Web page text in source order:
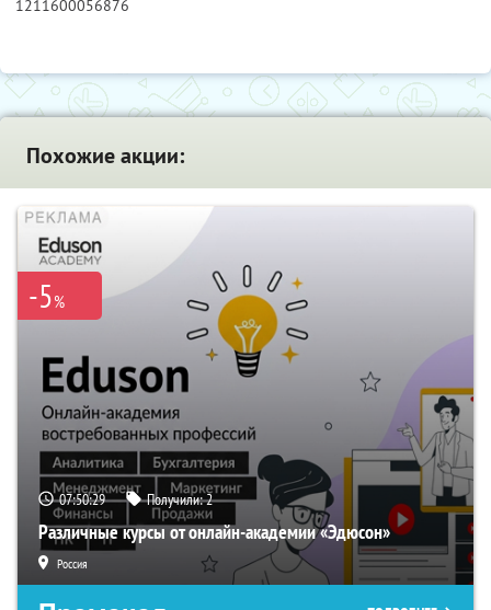
1211600056876
Похожие акции:
-5%
07:50:28 Получили:2
Различные курсы от онлайн-академии «Эдюсон»
Россия